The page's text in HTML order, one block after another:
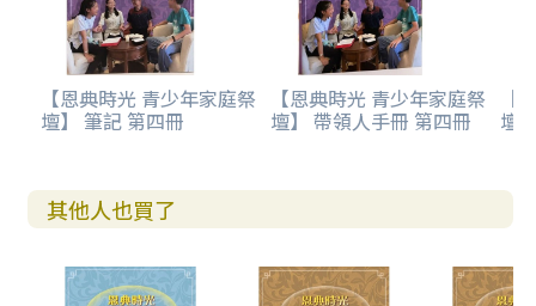
【恩典時光 青少年家庭祭
壇】 筆記 第四冊
【恩典時光 青少年家庭祭
壇】 帶領人手冊 第四冊
【
壇
其他人也買了